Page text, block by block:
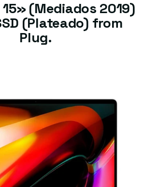
15» (Mediados 2019)
(Plateado) from
Plug.